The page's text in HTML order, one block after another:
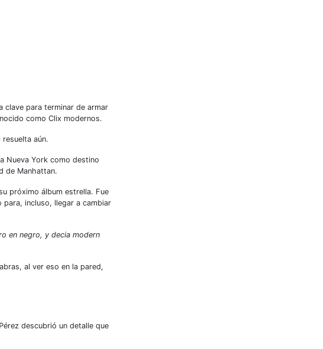
clave para terminar de armar
como Clix modernos.
aún.
Nueva York como destino
de Manhattan.
próximo álbum estrella. Fue
para, incluso, llegar a cambiar
en negro, y decia modern
al ver eso en la pared,
descubrió un detalle que